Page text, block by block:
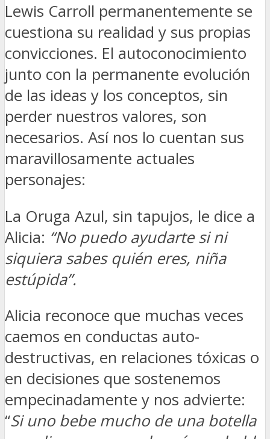
Lewis Carroll permanentemente se
cuestiona su realidad y sus propias
convicciones. El autoconocimiento
junto con la permanente evolución
de las ideas y los conceptos, sin
perder nuestros valores, son
necesarios. Así nos lo cuentan sus
maravillosamente actuales
personajes:
La Oruga Azul, sin tapujos, le dice a
Alicia: “No puedo ayudarte si ni
siquiera sabes quién eres, niña
estúpida”.
Alicia reconoce que muchas veces
caemos en conductas auto-
destructivas, en relaciones tóxicas o
en decisiones que sostenemos
empecinadamente y nos advierte:
“Si uno bebe mucho de una botella